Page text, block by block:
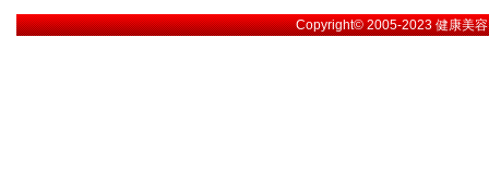
Copyright© 2005-2023健康美